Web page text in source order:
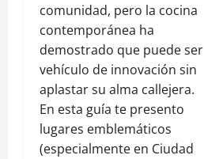
comunidad, pero la cocina
contemporánea ha
demostrado que puede ser
vehículo de innovación sin
aplastar su alma callejera.
En esta guía te presento
lugares emblemáticos
(especialmente en Ciudad